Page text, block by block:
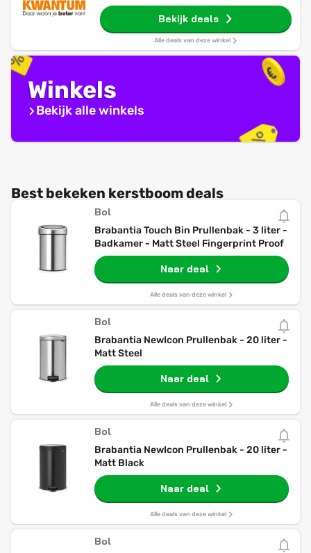
Bekijk deals
Alle deals van deze winkel
Winkels
Bekijk alle winkels
Best bekeken kerstboom deals
Bol
Brabantia Touch Bin Prullenbak - 3 liter -
Badkamer - Matt Steel Fingerprint Proof
Naar deal
Alle deals van deze winkel
Bol
Brabantia NewIcon Prullenbak - 20 liter -
Matt Steel
Naar deal
Alle deals van deze winkel
Bol
Brabantia NewIcon Prullenbak - 20 liter -
Matt Black
Naar deal
Alle deals van deze winkel
Bol